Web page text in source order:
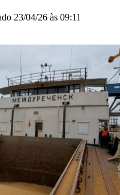
23/04/26 às 09:11